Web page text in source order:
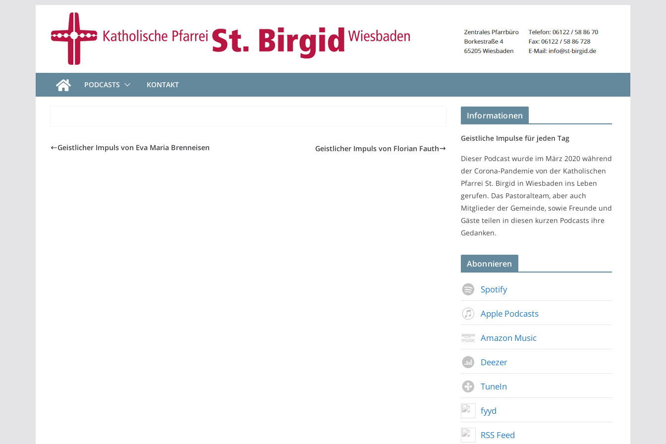
springen
PODCASTS KONTAKT
Geistlicher Impuls von Eva Maria Brenneisen Geistlicher Impuls von Florian Fauth
Informationen
Geistliche Impulse für jeden Tag
Dieser Podcast wurde im März 2020 während
der Corona-Pandemie von der Katholischen
Pfarrei St. Birgid in Wiesbaden ins Leben
gerufen. Das Pastoralteam, aber auch
Mitglieder der Gemeinde, sowie Freunde und
Gäste teilen in diesen kurzen Podcasts ihre
Gedanken.
Abonnieren
Spotify
Apple Podcasts
Amazon Music
Deezer
TuneIn
fyyd
RSS Feed